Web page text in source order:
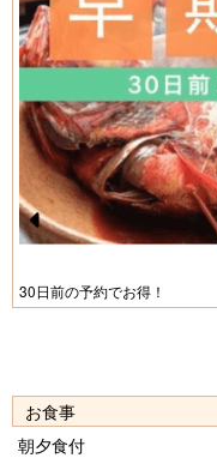
Pr
e
u
s
30日前の予約でお得！
お食事
朝夕食付